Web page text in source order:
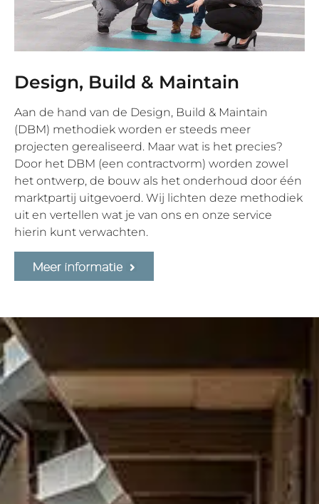
Design, Build & Maintain
Aan de hand van de Design, Build & Maintain
(DBM) methodiek worden er steeds meer
projecten gerealiseerd. Maar wat is het precies?
Door het DBM (een contractvorm) worden zowel
het ontwerp, de bouw als het onderhoud door één
marktpartij uitgevoerd. Wij lichten deze methodiek
uit en vertellen wat je van ons en onze service
hierin kunt verwachten.